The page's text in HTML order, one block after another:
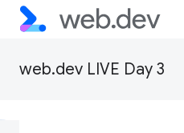
web.dev LIVE Day 3